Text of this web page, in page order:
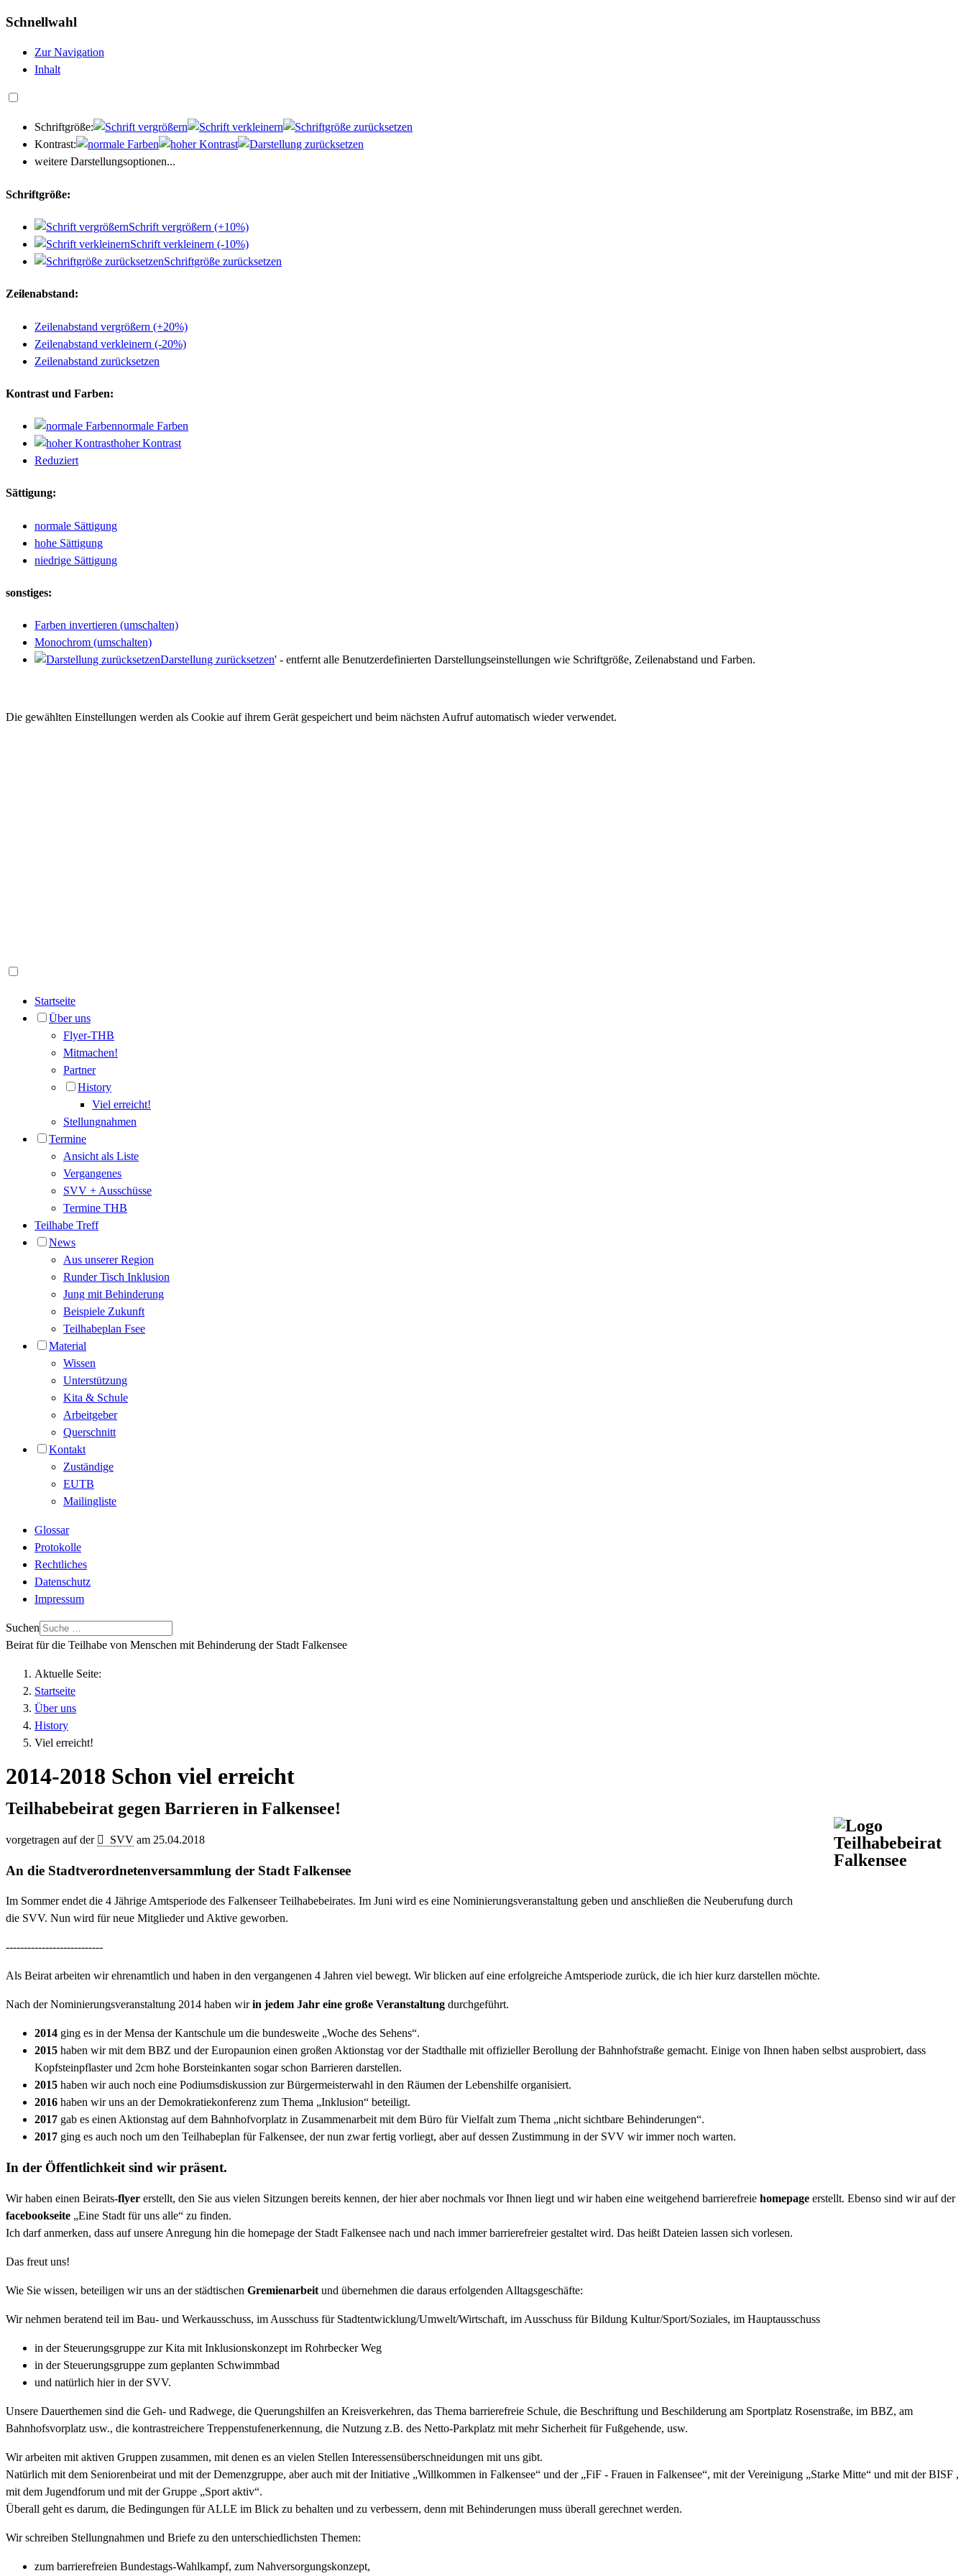
Schnellwahl
Zur Navigation
Inhalt
Schriftgröße:
Kontrast:
weitere Darstellungsoptionen...
Schriftgröße:
Schrift vergrößern (+10%)
Schrift verkleinern (-10%)
Schriftgröße zurücksetzen
Zeilenabstand:
Zeilenabstand vergrößern (+20%)
Zeilenabstand verkleinern (-20%)
Zeilenabstand zurücksetzen
Kontrast und Farben:
normale Farben
hoher Kontrast
Reduziert
Sättigung:
normale Sättigung
hohe Sättigung
niedrige Sättigung
sonstiges:
Farben invertieren (umschalten)
Monochrom (umschalten)
Darstellung zurücksetzen' - entfernt alle Benutzerdefinierten Darstellungseinstellungen wie Schriftgröße, Zeilenabstand und Farben.
Die gewählten Einstellungen werden als Cookie auf ihrem Gerät gespeichert und beim nächsten Aufruf automatisch wieder verwendet.
Startseite
Über uns
Flyer-THB
Mitmachen!
Partner
History
Viel erreicht!
Stellungnahmen
Termine
Ansicht als Liste
Vergangenes
SVV + Ausschüsse
Termine THB
Teilhabe Treff
News
Aus unserer Region
Runder Tisch Inklusion
Jung mit Behinderung
Beispiele Zukunft
Teilhabeplan Fsee
Material
Wissen
Unterstützung
Kita & Schule
Arbeitgeber
Querschnitt
Kontakt
Zuständige
EUTB
Mailingliste
Glossar
Protokolle
Rechtliches
Datenschutz
Impressum
Suchen
Beirat für die Teilhabe von Menschen mit Behinderung der Stadt Falkensee
Aktuelle Seite:
Startseite
Über uns
History
Viel erreicht!
2014-2018 Schon viel erreicht
Teilhabebeirat gegen Barrieren in Falkensee!
vorgetragen auf der SVV am 25.04.2018
An die Stadtverordnetenversammlung der Stadt Falkensee
Im Sommer endet die 4 Jährige Amtsperiode des Falkenseer Teilhabebeirates. Im Juni wird es eine Nominierungsveranstaltung geben und anschließen die Neuberufung durch
die SVV. Nun wird für neue Mitglieder und Aktive geworben.
---------------------------
Als Beirat arbeiten wir ehrenamtlich und haben in den vergangenen 4 Jahren viel bewegt. Wir blicken auf eine erfolgreiche Amtsperiode zurück, die ich hier kurz darstellen möchte.
Nach der Nominierungsveranstaltung 2014 haben wirin jedem Jahr eine große Veranstaltung durchgeführt.
2014 ging es in der Mensa der Kantschule um die bundesweite „Woche des Sehens“.
2015 haben wir mit dem BBZ und der Europaunion einen großen Aktionstag vor der Stadthalle mit offizieller Berollung der Bahnhofstraße gemacht. Einige von Ihnen haben selbst ausprobiert, dass
Kopfsteinpflaster und 2cm hohe Borsteinkanten sogar schon Barrieren darstellen.
2015 haben wir auch noch eine Podiumsdiskussion zur Bürgermeisterwahl in den Räumen der Lebenshilfe organisiert.
2016 haben wir uns an der Demokratiekonferenz zum Thema „Inklusion“ beteiligt.
2017 gab es einen Aktionstag auf dem Bahnhofvorplatz in Zusammenarbeit mit dem Büro für Vielfalt zum Thema „nicht sichtbare Behinderungen“.
2017 ging es auch noch um den Teilhabeplan für Falkensee, der nun zwar fertig vorliegt, aber auf dessen Zustimmung in der SVV wir immer noch warten.
In der Öffentlichkeit sind wir präsent.
Wir haben einen Beirats-flyer erstellt, den Sie aus vielen Sitzungen bereits kennen, der hier aber nochmals vor Ihnen liegt und wir haben eine weitgehend barrierefreie homepage erstellt. Ebenso sind wir auf der
facebookseite „Eine Stadt für uns alle“ zu finden.
Ich darf anmerken, dass auf unsere Anregung hin die homepage der Stadt Falkensee nach und nach immer barrierefreier gestaltet wird. Das heißt Dateien lassen sich vorlesen.
Das freut uns!
Wie Sie wissen, beteiligen wir uns an der städtischen Gremienarbeit und übernehmen die daraus erfolgenden Alltagsgeschäfte:
Wir nehmen beratend teil im Bau- und Werkausschuss, im Ausschuss für Stadtentwicklung/Umwelt/Wirtschaft, im Ausschuss für Bildung Kultur/Sport/Soziales, im Hauptausschuss
in der Steuerungsgruppe zur Kita mit Inklusionskonzept im Rohrbecker Weg
in der Steuerungsgruppe zum geplanten Schwimmbad
und natürlich hier in der SVV.
Unsere Dauerthemen sind die Geh- und Radwege, die Querungshilfen an Kreisverkehren, das Thema barrierefreie Schule, die Beschriftung und Beschilderung am Sportplatz Rosenstraße, im BBZ, am
Bahnhofsvorplatz usw., die kontrastreichere Treppenstufenerkennung, die Nutzung z.B. des Netto-Parkplatz mit mehr Sicherheit für Fußgehende, usw.
Wir arbeiten mit aktiven Gruppen zusammen, mit denen es an vielen Stellen Interessensüberschneidungen mit uns gibt.
Natürlich mit dem Seniorenbeirat und mit der Demenzgruppe, aber auch mit der Initiative „Willkommen in Falkensee“ und der „FiF - Frauen in Falkensee“, mit der Vereinigung „Starke Mitte“ und mit der BISF ,
mit dem Jugendforum und mit der Gruppe „Sport aktiv“.
Überall geht es darum, die Bedingungen für ALLE im Blick zu behalten und zu verbessern, denn mit Behinderungen muss überall gerechnet werden.
Wir schreiben Stellungnahmen und Briefe zu den unterschiedlichsten Themen:
zum barrierefreien Bundestags-Wahlkampf, zum Nahversorgungskonzept,